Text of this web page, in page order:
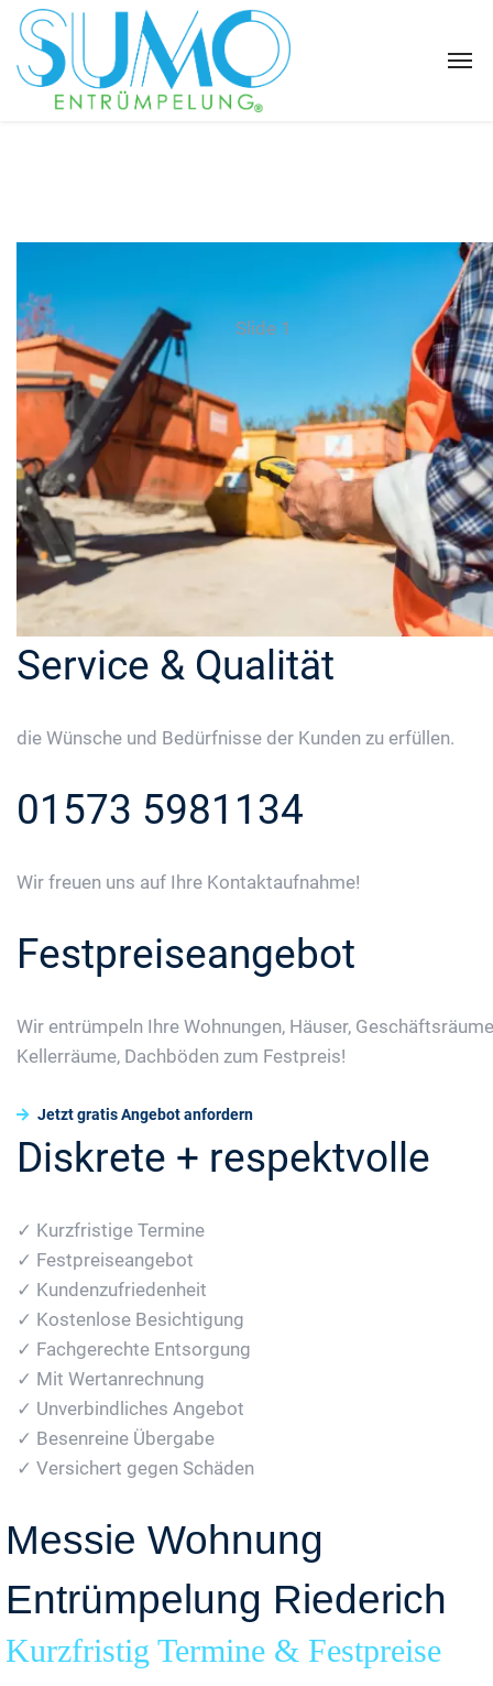
Slide 1
Service & Qualität
die Wünsche und Bedürfnisse der Kunden zu erfüllen.
01573 5981134
Wir freuen uns auf Ihre Kontaktaufnahme!
Festpreiseangebot
Wir entrümpeln Ihre Wohnungen, Häuser,
Kellerräume, Dachböden zum Festpreis!
Jetzt gratis Angebot anfordern
Diskrete + respektvolle
✓ Kurzfristige Termine
✓ Festpreiseangebot
✓ Kundenzufriedenheit
✓ Kostenlose Besichtigung
✓ Fachgerechte Entsorgung
✓ Mit Wertanrechnung
✓ Unverbindliches Angebot
✓ Besenreine Übergabe
✓ Versichert gegen Schäden
Messie Wohnung
Entrümpelung Riederich
Kurzfristig Termine & Festpreise